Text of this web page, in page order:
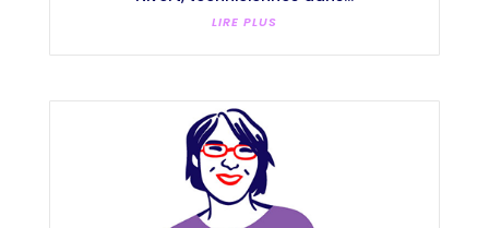
LIRE PLUS